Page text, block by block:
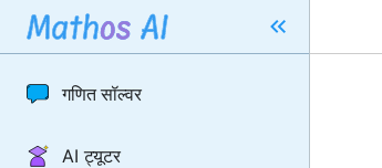
गणित सॉल्वर
AI ट्यूटर